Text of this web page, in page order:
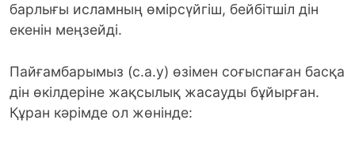
барлығы исламның өмірсүйгіш, бейбітшіл дін
екенін меңзейді.
Пайғамбарымыз (с.а.у) өзімен соғыспаған басқа
дін өкілдеріне жақсылық жасауды бұйырған.
Құран кәрімде ол жөнінде: